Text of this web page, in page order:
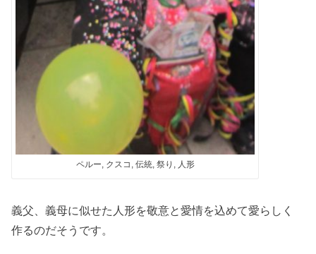
ペルー, クスコ, 伝統, 祭り, 人形
義父、義母に似せた人形を敬意と愛情を込めて愛らしく
作るのだそうです。